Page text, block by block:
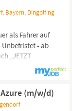
Bayern, Dingolfing
als Fahrer auf
- ab
„JETZT
CE
Deggendorf|
(m/w/d)